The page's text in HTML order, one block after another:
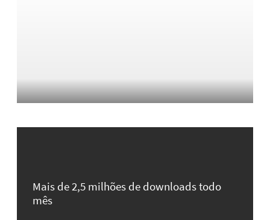
Mais de 2,5 milhões de downloads todo
mês